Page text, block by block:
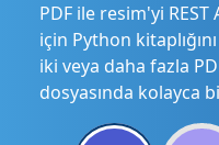
PDF ile resim'yi REST
için Python
iki veya daha fazla
dosyasında kolayca